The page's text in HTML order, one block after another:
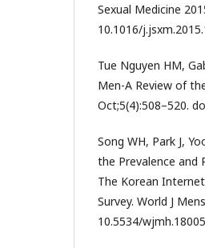
Sexual Medicine
10.1016/
Tue Nguyen HM,
Men-A Review of
Oct;5(4):508–520.
Song WH, Park J,
the Prevalence and
The Korean
Survey. World J
10.5534/